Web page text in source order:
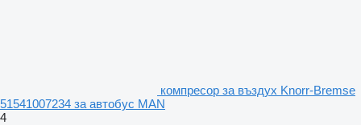
компресор за въздух Knorr-Bremse
51541007234 за автобус MAN
4